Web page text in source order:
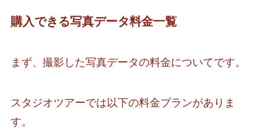
購入できる写真データ料金一覧
まず、撮影した写真データの料金についてです。
スタジオツアーでは以下の料金プランがありま
す。